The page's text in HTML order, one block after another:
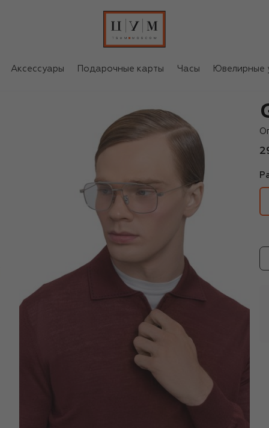
Аксессуары Подарочные карты Часы Ювелирные